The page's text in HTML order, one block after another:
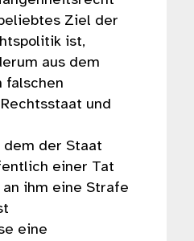
Ziel der
ist,
aus dem
falschen
und
dem der Staat
einer Tat
ihm eine Strafe
eine